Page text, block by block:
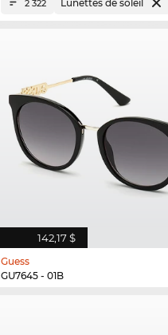
2 322 Lunettes de soleil
142,17 $
Guess
GU7645 - 01B